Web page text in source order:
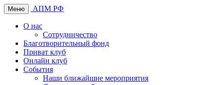
Меню АПМ РФ
О нас
Сотрудничество
Благотворительный фонд
Приват клуб
Онлайн клуб
События
Наши ближайшие мероприятия